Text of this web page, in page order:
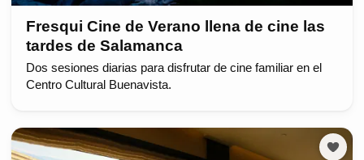
Fresqui Cine de Verano llena de cine las
tardes de Salamanca
Dos sesiones diarias para disfrutar de cine familiar en el
Centro Cultural Buenavista.